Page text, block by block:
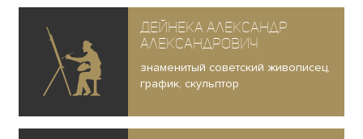
Дейнека Александр
Александрович
знаменитый советский живописец,
график, скульптор